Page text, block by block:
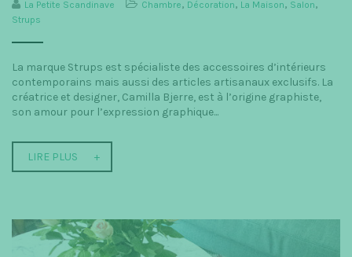
o
n
La Petite Scandinave Chambre, Décoration, La Maison, Salon,
Strups
La marque Strups est spécialiste des accessoires d’intérieurs
contemporains mais aussi des articles artisanaux exclusifs. La
créatrice et designer, Camilla Bjerre, est à l’origine graphiste,
son amour pour l’expression graphique...
LIRE PLUS